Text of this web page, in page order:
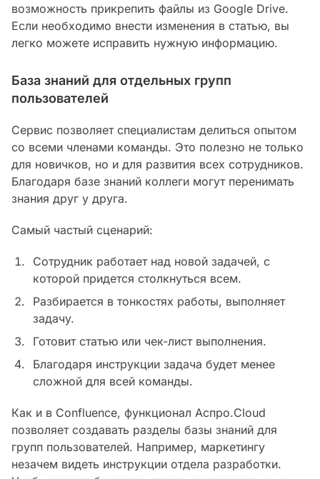
возможность прикрепить файлы из Google Drive.
Если необходимо внести изменения в статью, вы
легко можете исправить нужную информацию.
База знаний для отдельных групп
пользователей
Сервис позволяет специалистам делиться опытом
со всеми членами команды. Это полезно не только
для новичков, но и для развития всех сотрудников.
Благодаря базе знаний коллеги могут перенимать
знания друг у друга.
Самый частый сценарий:
Сотрудник работает над новой задачей, с
которой придется столкнуться всем.
Разбирается в тонкостях работы, выполняет
задачу.
Готовит статью или чек-лист выполнения.
Благодаря инструкции задача будет менее
сложной для всей команды.
Как и в Confluence, функционал Аспро.Cloud
позволяет создавать разделы базы знаний для
групп пользователей. Например, маркетингу
незачем видеть инструкции отдела разработки.